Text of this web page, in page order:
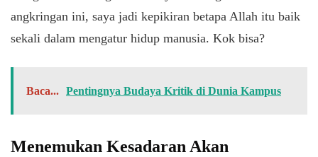
angkringan ini, saya jadi kepikiran betapa Allah itu baik
sekali dalam mengatur hidup manusia. Kok bisa?
Baca... Pentingnya Budaya Kritik di Dunia Kampus
Menemukan Kesadaran Akan